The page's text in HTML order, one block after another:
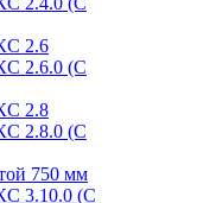
2.6
2.6.0 (С
2.8
2.8.0 (С
750 мм
3.10.0 (С